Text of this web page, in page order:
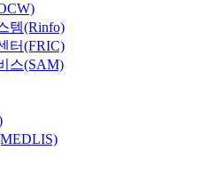
템(Rinfo)
터(FRIC)
스(SAM)